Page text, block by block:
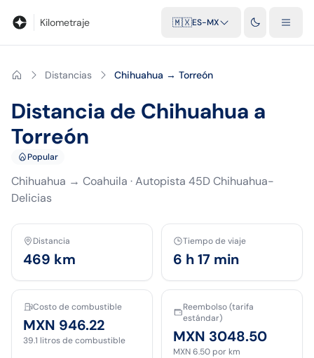
Kilometraje 🇲🇽ES-MX
Distancias Chihuahua → Torreón
Distancia de Chihuahua a
Torreón
Popular
Chihuahua → Coahuila ·Autopista 45D Chihuahua-
Delicias
Distancia
469 km
Tiempo de viaje
6 h 17 min
Costo de combustible
MXN 946.22
39.1 litros de combustible
Reembolso (tarifa
estándar)
MXN 3048.50
MXN 6.50 por km